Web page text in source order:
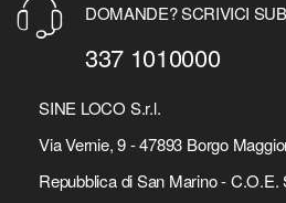
DOMANDE? SCRIVICI
337 1010000
SINE LOCO S.r.l.
Via Vernie, 9 - 47893 Borgo
Repubblica di San Marino - C.O.E.